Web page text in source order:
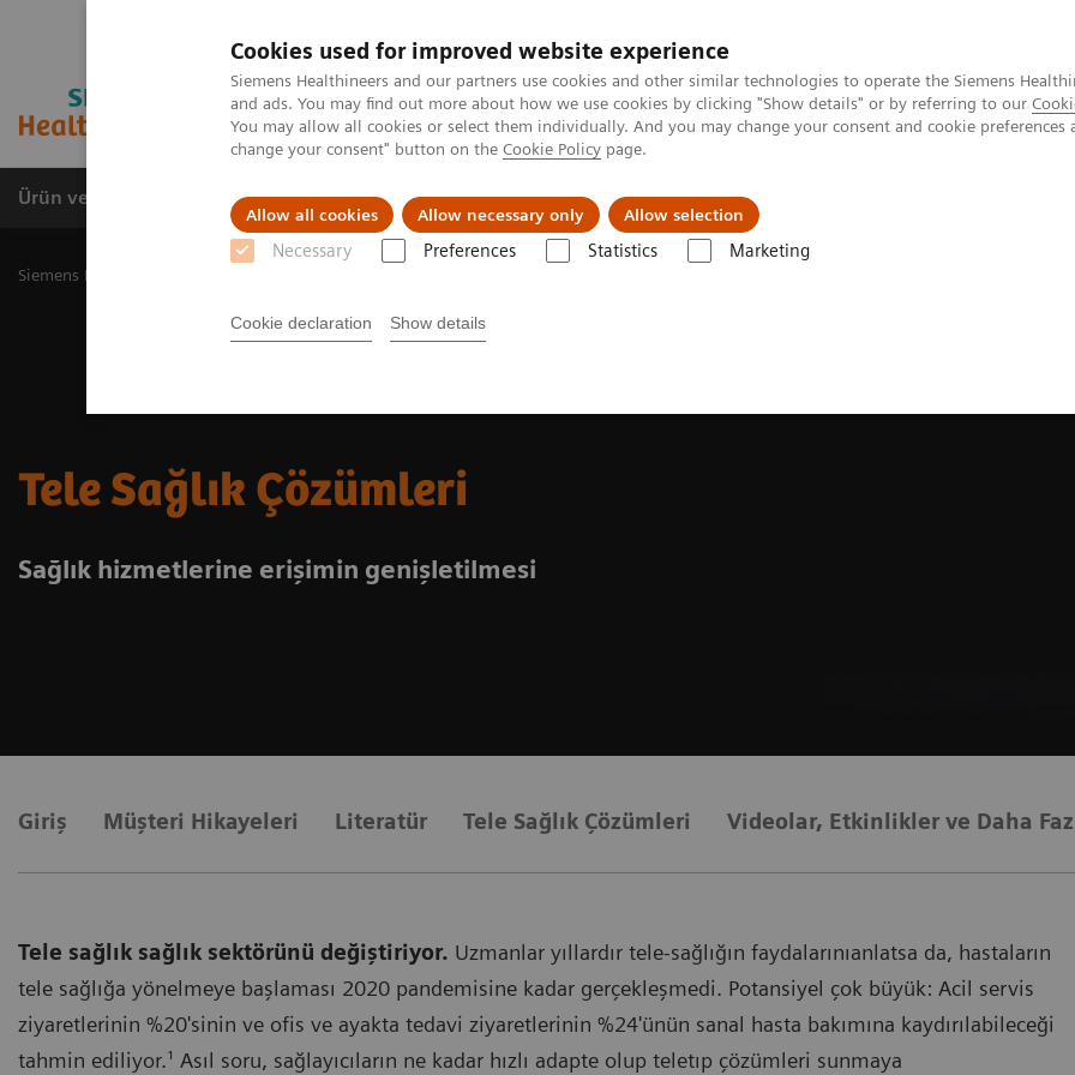
Cookies used for improved website experience
Siemens Healthineers and our partners use cookies and other similar technologies to operate the Siemens
and ads. You may find out more about how we use cookies by clicking "Show details" or by referring to our
You may allow all cookies or select them individually. And you may change your consent and cookie
change your consent" button on the Cookie Policy page.
Allow all cookies Allow necessary only Allow selection
Necessary Preferences Statistics Marketing
Cookie declaration Show details
Ürün ve Hizmetler Öne Çıkanlar Sağlık Hizmetlerinde Karşılaşılan Zorluklar ve Çözüm Yolları
Siemens Healthineers Türkiye
Tele Sağlık Çözümleri
Sağlık hizmetlerine erişimin genişletilmesi
Giriş Müşteri Hikayeleri Literatür Tele Sağlık Çözümleri Videolar, Etkinlikler ve Daha
Tele sağlık sağlık sektörünü değiştiriyor. Uzmanlar yıllardır tele-sağlığın faydalarınıanlatsa da, hastaların
tele sağlığa yönelmeye başlaması 2020 pandemisine kadar gerçekleşmedi. Potansiyel çok büyük: Acil servis
ziyaretlerinin %20'sinin ve ofis ve ayakta tedavi ziyaretlerinin %24'ünün sanal hasta bakımına kaydırılabileceği
tahmin ediliyor.¹ Asıl soru, sağlayıcıların ne kadar hızlı adapte olup teletıp çözümleri sunmaya